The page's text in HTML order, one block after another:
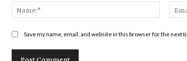
Save my name, email, and website in this browser for the next